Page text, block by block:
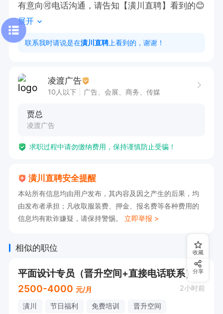
有意向🉑电话沟通，请告知【潢川直聘】看到的😊
展开
联系我时请说是在潢川直聘 上看到的，谢谢！
凌渡广告
10人以下 广告、会展、商务、传媒
贾总
凌渡广告
求职过程中请勿缴纳费用，保持谨慎防止受骗！
潢川直聘安全提醒
本站所有信息均由用户发布，其内容及因之产生的后果，均
由发布者承担；凡收取服装费、押金、报名费等各种费用的
信息均有欺诈嫌疑，请保持警惕。 立即举报 >
相似的职位
平面设计专员（晋升空间+直接电话联系）
2500-4000 元/月 2小时前
潢川 节日福利 免费培训 晋升空间
收藏
分享